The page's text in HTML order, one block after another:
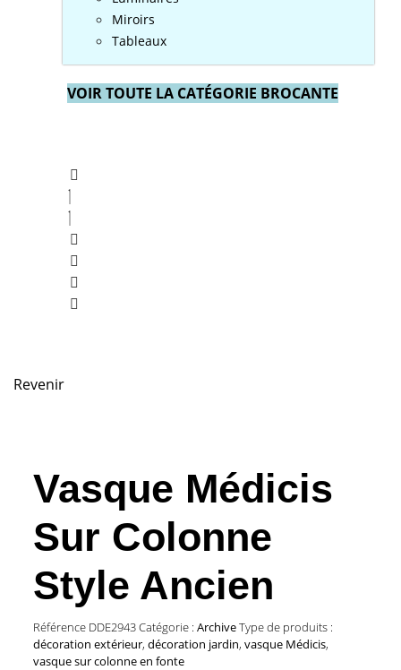
Miroirs
Tableaux
VOIR TOUTE LA CATÉGORIE BROCANTE
Revenir
Vasque Médicis
Sur Colonne
Style Ancien
Référence DDE2943Catégorie : ArchiveType de produits :
décoration extérieur,décoration jardin,vasque Médicis,
vasque sur colonne en fonte